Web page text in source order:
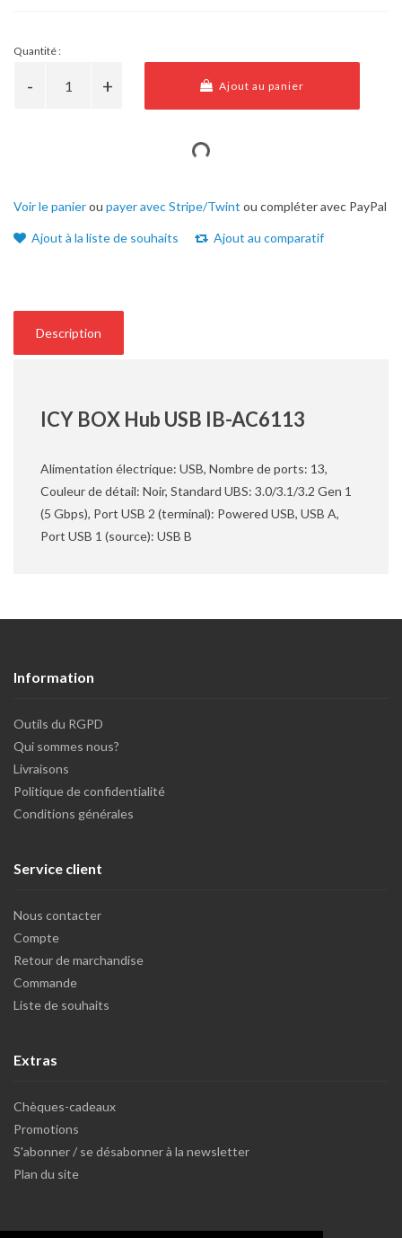
Quantité :
Ajout au panier
Voir le panierou payer avec Stripe/Twint ou compléter avec PayPal
Ajout à la liste de souhaits Ajout au comparatif
Description
ICY BOX Hub USB IB-AC6113
Alimentation électrique: USB, Nombre de ports: 13,
Couleur de détail: Noir, Standard UBS: 3.0/3.1/3.2 Gen 1
(5 Gbps), Port USB 2 (terminal): Powered USB, USB A,
Port USB 1 (source): USB B
Information
Outils du RGPD
Qui sommes nous?
Livraisons
Politique de confidentialité
Conditions générales
Service client
Nous contacter
Compte
Retour de marchandise
Commande
Liste de souhaits
Extras
Chèques-cadeaux
Promotions
S'abonner / se désabonner à la newsletter
Plan du site